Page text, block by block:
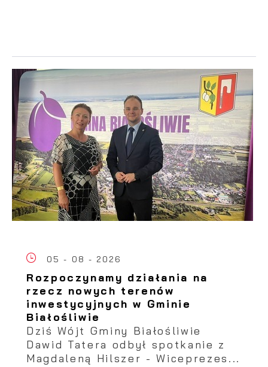
05 - 08 - 2026
Rozpoczynamy działania na
rzecz nowych terenów
inwestycyjnych w Gminie
Białośliwie
Dziś Wójt Gminy Białośliwie
Dawid Tatera odbył spotkanie z
Magdaleną Hilszer - Wiceprezes...